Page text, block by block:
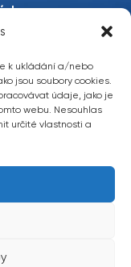
k ukládání a/nebo
jsou soubory cookies.
údaje, jako je
webu. Nesouhlas
určité vlastnosti a
Sociální sítě
všechna